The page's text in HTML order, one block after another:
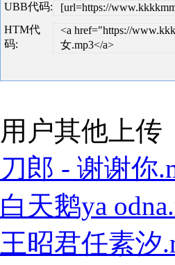
UBB代码:
[url=https://
HTM代
码:
<a href="https://
女.mp3</a>
用户其他上传
刀郎 - 谢谢你
白天鹅ya
王昭君任素汐